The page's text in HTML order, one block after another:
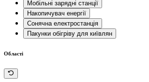
Мобільні зарядні станції
Накопичувач енергії
Сонячна електростанція
Пакунки обігріву для київлян
Області